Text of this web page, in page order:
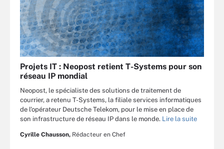
Projets IT : Neopost retient T-Systems pour son
réseau IP mondial
Neopost, le spécialiste des solutions de traitement de
courrier, a retenu T-Systems, la filiale services informatiques
de l'opérateur Deutsche Telekom, pour le mise en place de
son infrastructure de réseau IP dans le monde. Lire la suite
Cyrille Chausson, Rédacteur en Chef